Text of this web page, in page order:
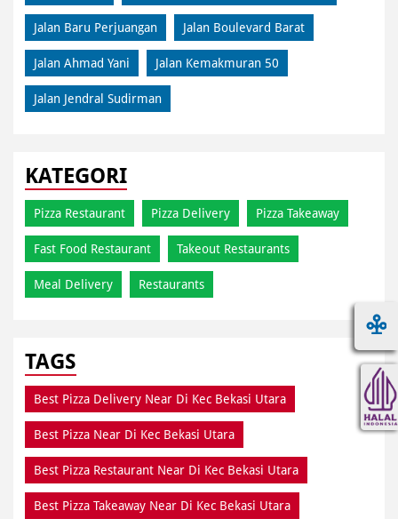
Jalan Baru Perjuangan Jalan Boulevard Barat
Jalan Ahmad Yani Jalan Kemakmuran 50
Jalan Jendral Sudirman
KATEGORI
Pizza Restaurant Pizza Delivery Pizza Takeaway
Fast Food Restaurant Takeout Restaurants
Meal Delivery Restaurants
TAGS
Best Pizza Delivery Near Di Kec Bekasi Utara
Best Pizza Near Di Kec Bekasi Utara
Best Pizza Restaurant Near Di Kec Bekasi Utara
Best Pizza Takeaway Near Di Kec Bekasi Utara